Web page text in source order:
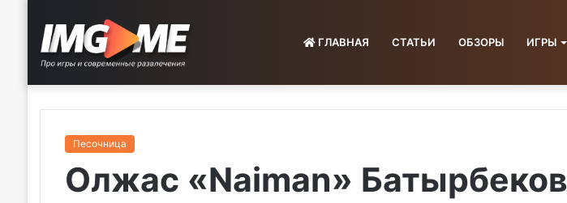
ГЛАВНАЯ СТАТЬИ ОБЗОРЫ ИГРЫ
Песочница
Олжас «Naiman» Батырбеков